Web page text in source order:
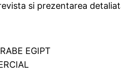
si prezentarea
EGIPT